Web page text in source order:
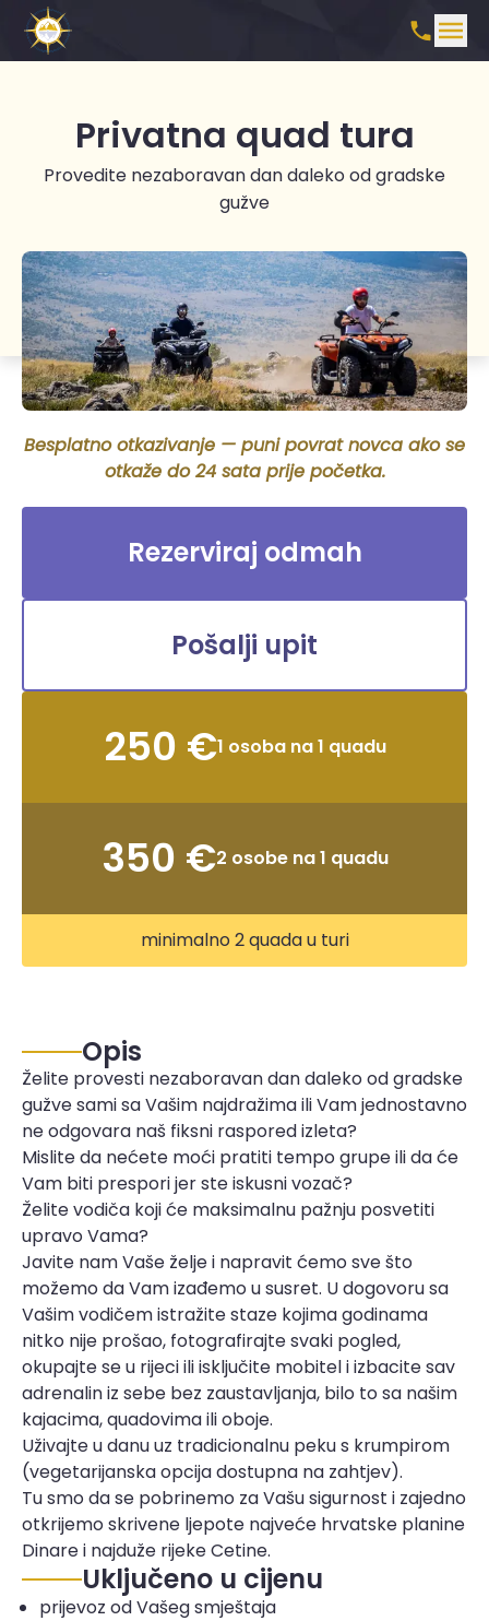
Privatna quad tura
Provedite nezaboravan dan daleko od gradske
gužve
Besplatno otkazivanje — puni povrat novca ako se
otkaže do 24 sata prije početka.
Rezerviraj odmah
Pošalji upit
250 €1 osoba na 1 quadu
350 €2 osobe na 1 quadu
minimalno 2 quada u turi
Opis
Želite provesti nezaboravan dan daleko od gradske
gužve sami sa Vašim najdražima ili Vam jednostavno
ne odgovara naš fiksni raspored izleta?
Mislite da nećete moći pratiti tempo grupe ili da će
Vam biti prespori jer ste iskusni vozač?
Želite vodiča koji će maksimalnu pažnju posvetiti
upravo Vama?
Javite nam Vaše želje i napravit ćemo sve što
možemo da Vam izađemo u susret. U dogovoru sa
Vašim vodičem istražite staze kojima godinama
nitko nije prošao, fotografirajte svaki pogled,
okupajte se u rijeci ili isključite mobitel i izbacite sav
adrenalin iz sebe bez zaustavljanja, bilo to sa našim
kajacima, quadovima ili oboje.
Uživajte u danu uz tradicionalnu peku s krumpirom
(vegetarijanska opcija dostupna na zahtjev).
Tu smo da se pobrinemo za Vašu sigurnost i zajedno
otkrijemo skrivene ljepote najveće hrvatske planine
Dinare i najduže rijeke Cetine.
Uključeno u cijenu
prijevoz od Vašeg smještaja